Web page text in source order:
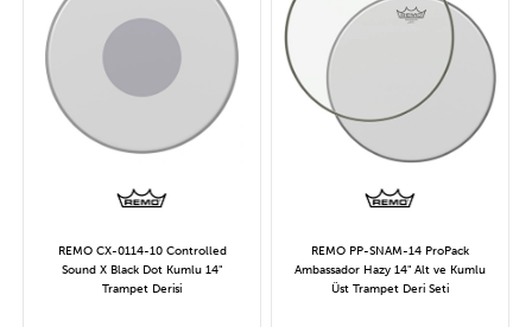
REMO CX-0114-10 Controlled
Sound X Black Dot Kumlu 14"
Trampet Derisi
REMO PP-SNAM-14 ProPack
Ambassador Hazy 14" Alt ve Kumlu
Üst Trampet Deri Seti